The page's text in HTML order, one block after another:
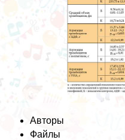
Авторы
Файлы